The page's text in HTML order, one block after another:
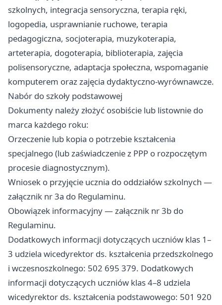
szkolnych, integracja sensoryczna, terapia ręki,
logopedia, usprawnianie ruchowe, terapia
pedagogiczna, socjoterapia, muzykoterapia,
arteterapia, dogoterapia, biblioterapia, zajęcia
polisensoryczne, adaptacja społeczna, wspomaganie
komputerem oraz zajęcia dydaktyczno-wyrównawcze.
Nabór do szkoły podstawowej
Dokumenty należy złożyć osobiście lub listownie do
marca każdego roku:
Orzeczenie lub kopia o potrzebie kształcenia
specjalnego (lub zaświadczenie z PPP o rozpoczętym
procesie diagnostycznym).
Wniosek o przyjęcie ucznia do oddziałów szkolnych —
załącznik nr 3a do Regulaminu.
Obowiązek informacyjny — załącznik nr 3b do
Regulaminu.
Dodatkowych informacji dotyczących uczniów klas 1–
3 udziela wicedyrektor ds. kształcenia przedszkolnego
i wczesnoszkolnego: 502 695 379. Dodatkowych
informacji dotyczących uczniów klas 4–8 udziela
wicedyrektor ds. kształcenia podstawowego: 501 920